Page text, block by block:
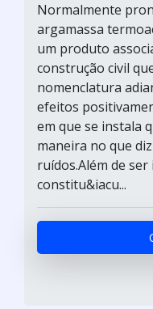
Normalmente
argamassa
um produto
construção civil
nomenclatura
efeitos
em que se instala
maneira no que
ruídos.Além de
constitu&iacu...